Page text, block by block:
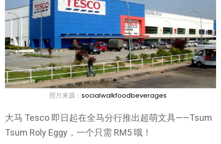
照片来源： socialwalkfoodbeverages
大马 Tesco 即日起在全马分行推出超萌文具——Tsum
Tsum Roly Eggy，一个只需 RM5 哦！